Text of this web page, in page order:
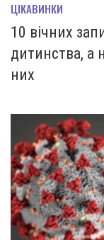
ЦІКАВИНКИ
10 вічних
дитинства, а
них